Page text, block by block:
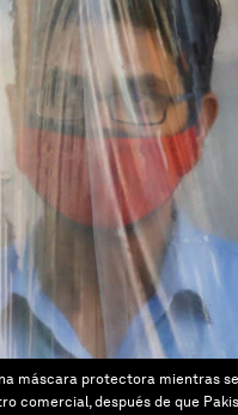
máscara protectora mientras
comercial, después de que